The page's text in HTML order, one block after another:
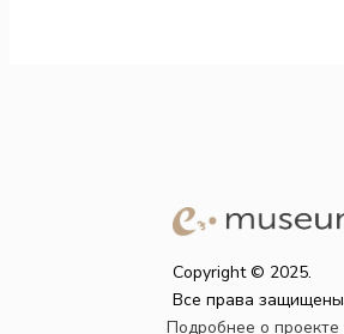
Copyright © 2025.
Все права защищены
Подробнее о проекте